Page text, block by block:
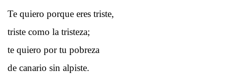
Te quiero porque eres triste,
triste como la tristeza;
te quiero por tu pobreza
de canario sin alpiste.